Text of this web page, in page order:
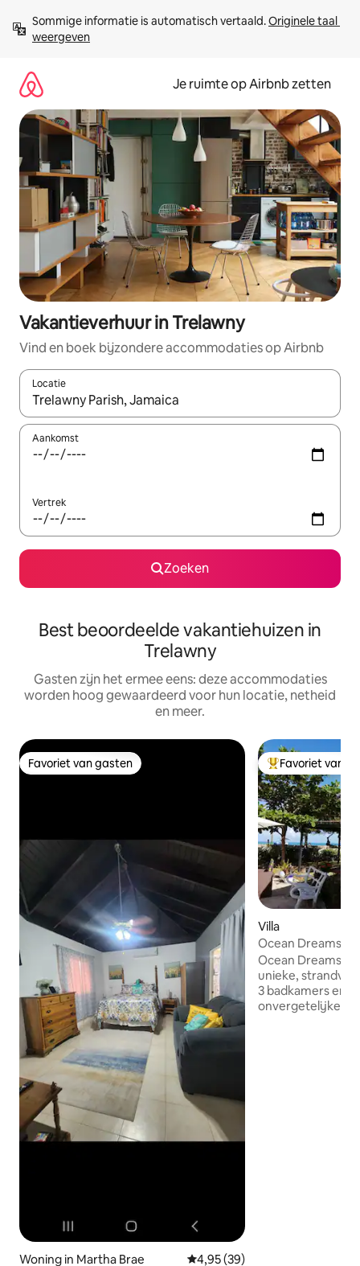
direct
naar
Sommige informatie is automatisch vertaald. Originele taal
weergeven
Je ruimte op Airbnb zetten
Vakantieverhuur in Trelawny
Vind en boek bijzondere accommodaties op Airbnb
Locatie
Wanneer er suggesties beschikbaar zijn, maak je een keuze
Aankomst
Vertrek
Zoeken
Best beoordeelde vakantiehuizen in
Trelawny
Gasten zijn het ermee eens: deze accommodaties
worden hoog gewaardeerd voor hun locatie, netheid
en meer.
Favoriet van gasten
Favoriet van gasten
Woning in Martha Brae Gemiddelde beoordeling van
4,95 (39)
Topfavoriet van
Favoriet van
Villa
Ocean Dreams
Ocean Dreams
unieke, strandvilla met 3 slaapkamers en
3 badkamers en
onvergetelijke